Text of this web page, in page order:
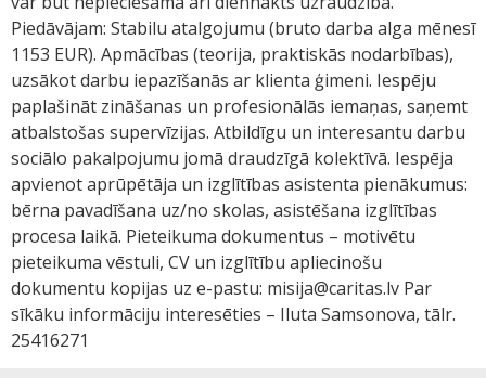
Piedāvājam: Stabilu atalgojumu (bruto darba alga mēnesī
1153 EUR). Apmācības (teorija, praktiskās nodarbības),
uzsākot darbu iepazīšanās ar klienta ģimeni. Iespēju
paplašināt zināšanas un profesionālās iemaņas, saņemt
atbalstošas supervīzijas. Atbildīgu un interesantu darbu
sociālo pakalpojumu jomā draudzīgā kolektīvā. Iespēja
apvienot aprūpētāja un izglītības asistenta pienākumus:
bērna pavadīšana uz/no skolas, asistēšana izglītības
procesa laikā. Pieteikuma dokumentus – motivētu
pieteikuma vēstuli, CV un izglītību apliecinošu
dokumentu kopijas uz e-pastu: misija@caritas.lv Par
sīkāku informāciju interesēties – Iluta Samsonova, tālr.
25416271